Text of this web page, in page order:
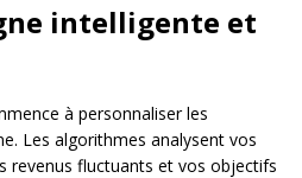
intelligente et
à personnaliser les
Les algorithmes analysent vos
revenus fluctuants et vos objectifs